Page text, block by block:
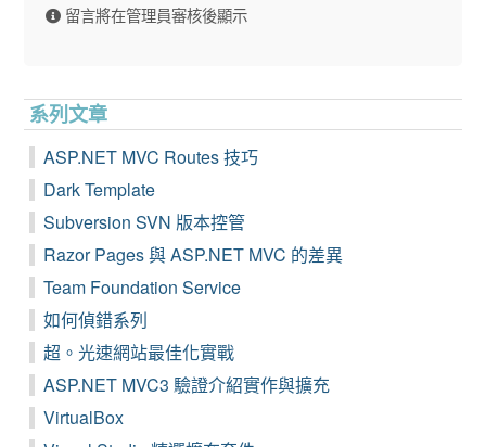
留言將在管理員審核後顯示
系列文章
ASP.NET MVC Routes 技巧
Dark Template
Subversion SVN 版本控管
Razor Pages 與 ASP.NET MVC 的差異
Team Foundation Service
如何偵錯系列
超。光速網站最佳化實戰
ASP.NET MVC3 驗證介紹實作與擴充
VirtualBox